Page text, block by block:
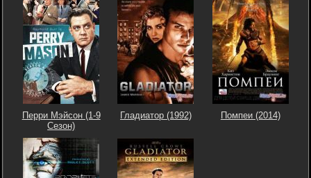
Перри Мэйсон (1-9
Сезон)
Гладиатор (1992) Помпеи (2014)